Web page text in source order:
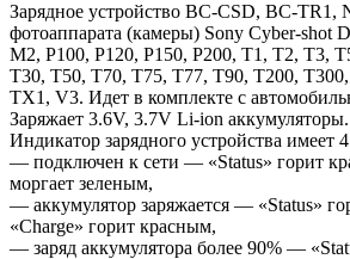
Зарядное устройство BC-CSD, BC-TR1,
фотоаппарата (камеры) Sony Cyber-shot
M2, P100, P120, P150, P200, T1, T2, T3,
T30, T50, T70, T75, T77, T90, T200,
TX1, V3. Идет в комплекте с
Заряжает 3.6V, 3.7V Li-ion аккумуляторы.
Индикатор зарядного устройства имеет
— подключен к сети — «Status» горит
моргает зеленым,
— аккумулятор заряжается — «Status»
«Charge» горит красным,
— заряд аккумулятора более 90% —